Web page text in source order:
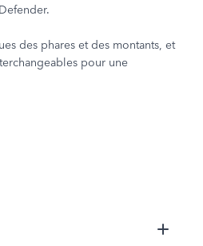
des phares et des montants, et
pour une